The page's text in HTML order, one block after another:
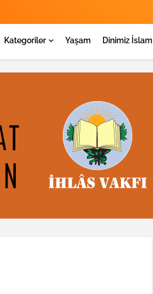
Kategoriler Yaşam Dinimiz İslam